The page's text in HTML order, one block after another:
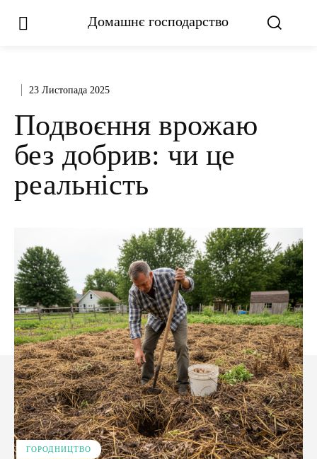
Домашнє господарство
23 Листопада 2025
Подвоєння врожаю
без добрив: чи це
реальність
ГОРОДНИЦТВО